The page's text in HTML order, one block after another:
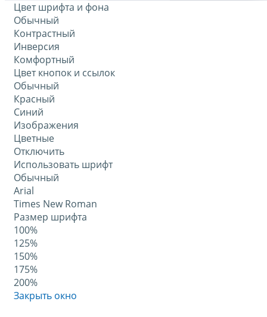
Цвет шрифта и фона
Обычный
Контрастный
Инверсия
Комфортный
Цвет кнопок и ссылок
Обычный
Красный
Синий
Изображения
Цветные
Отключить
Использовать шрифт
Обычный
Arial
Times New Roman
Размер шрифта
100%
125%
150%
175%
200%
Закрыть окно